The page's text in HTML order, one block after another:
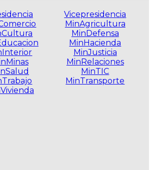
Vicepresidencia
MinAgricultura
MinDefensa
MinHacienda
MinJusticia
MinRelaciones
MinTIC
MinTransporte